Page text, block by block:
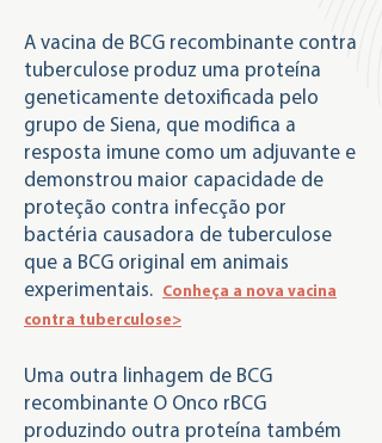
A vacina de BCG recombinante contra
tuberculose produz uma proteína
geneticamente detoxificada pelo
grupo de Siena, que modifica a
resposta imune como um adjuvante e
demonstrou maior capacidade de
proteção contra infecção por
bactéria causadora de tuberculose
que a BCG original em animais
experimentais.
Conheça a nova vacina
contra tuberculose>
Uma outra linhagem de BCG
recombinante O Onco rBCG
produzindo outra proteína também